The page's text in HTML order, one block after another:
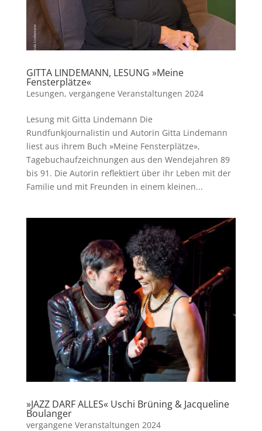
GITTA LINDEMANN, LESUNG »Meine
Fensterplätze«
Lesungen, vergangene Veranstaltungen 2024
Lesung mit Gitta Lindemann Die
Rundfunkjournalistin und Autorin Gitta Lindemann
liest aus ihrem Buch »Meine Fensterplätze»,
Tagebuchaufzeichnungen aus den Wendejahren 89
bis 91. Die Autorin reflektiert über ihr Leben mit der
Familie und mit Freunden in einem kleinen...
»JAZZ DARF ALLES« Uschi Brüning & Jacqueline
Boulanger
vergangene Veranstaltungen 2024